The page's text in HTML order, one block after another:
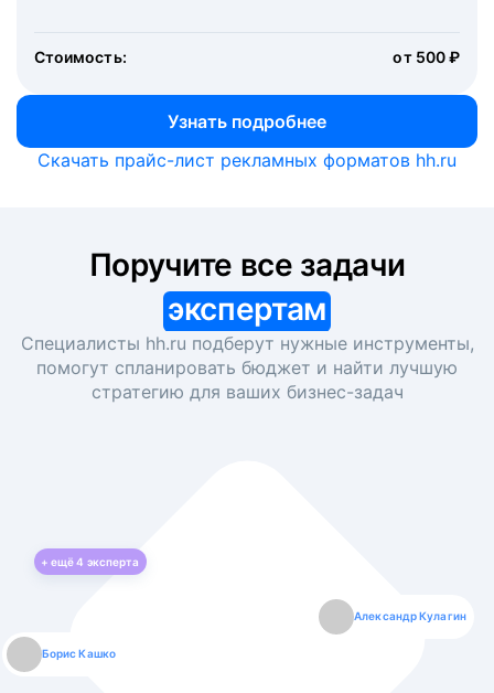
Стоимость: от 500 ₽
Узнать подробнее
Скачать прайс-лист рекламных форматов hh.ru
экспертам
Специалисты hh.ru подберут нужные инструменты,
помогут спланировать бюджет и найти лучшую
стратегию для ваших бизнес-задач
+ ещё4 эксперта
Борис Кашко
Александр Кулагин
Юлия Изоитко
Даниил Макаров
Александр Кулагин
Екатерина Лазаренко
Даниил Макаров
Борис Кашко
Екатерина Лазаренко
Юлия Изоитко